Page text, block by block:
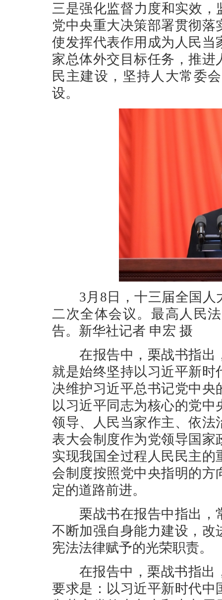
三是强化监督力度和实效
党中央重大决策部署贯彻
使发挥代表作用成为人民
家总体外交目标任务，推
民主建设，坚持人大常委
设。
3月8日，十三届全国人
二次全体会议。最高人民
告。新华社记者 申宏 摄
在报告中，栗战书指出
就是始终坚持以习近平新
决维护习近平总书记党中
以习近平同志为核心的党
领导、人民当家作主、依
表大会制度作为党领导国
实现我国全过程人民民主
会制度按照党中央指明的
定的道路前进。
栗战书在报告中指出，
不断加强自身能力建设，
宪法法律赋予的光荣职责。
在报告中，栗战书指出
要求是：以习近平新时代